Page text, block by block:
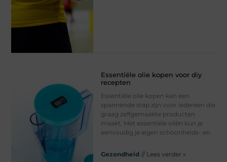
Essentiële olie kopen voor diy
recepten
Essentiële olie kopen kan een
spannende stap zijn voor iedereen die
graag zelfgemaakte producten
maakt. Met essentiële oliën kun je
eenvoudig je eigen schoonheids- en
Gezondheid // Lees verder »